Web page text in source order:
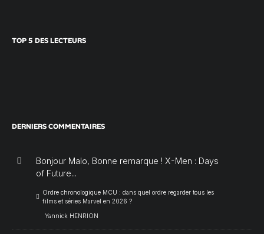
TOP 5 DES LECTEURS
DERNIERS COMMENTAIRES
Bonjour Malo, Bonne remarque ! X-Men : Days
of Future...
Ordre chronologique MCU : dans quel ordre regarder tous les
films et séries Marvel en 2026 ?
Yannick HENRION